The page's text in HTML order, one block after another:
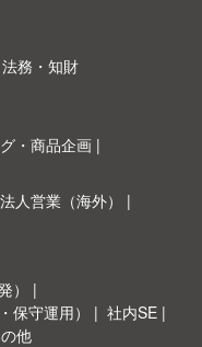
法務・知財
・商品企画
法人営業（海外）
）
保守運用）
社内SE
他